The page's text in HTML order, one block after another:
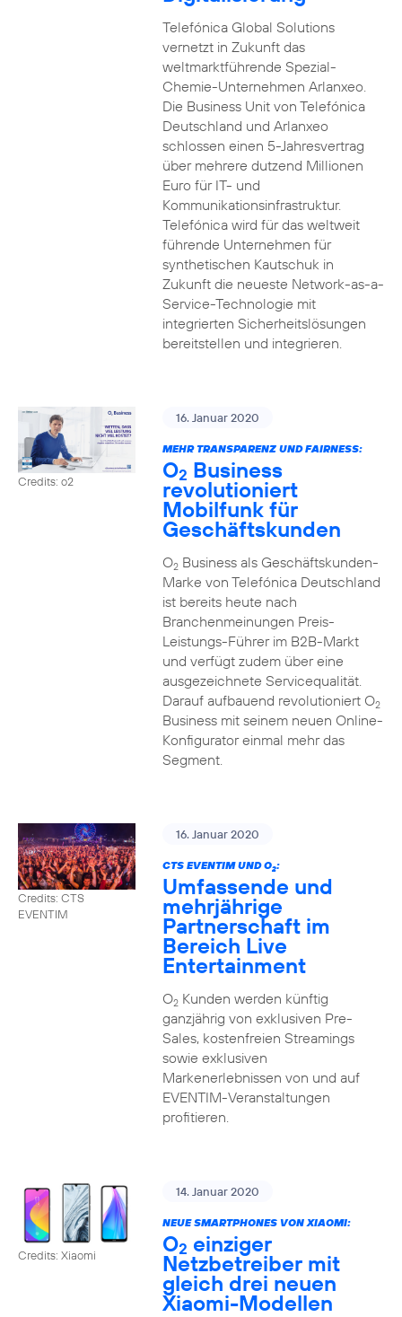
Telefónica Global Solutions
vernetzt in Zukunft das
weltmarktführende Spezial-
Chemie-Unternehmen Arlanxeo.
Die Business Unit von Telefónica
Deutschland und Arlanxeo
schlossen einen 5-Jahresvertrag
über mehrere dutzend Millionen
Euro für IT- und
Kommunikationsinfrastruktur.
Telefónica wird für das weltweit
führende Unternehmen für
synthetischen Kautschuk in
Zukunft die neueste Network-as-a-
Service-Technologie mit
integrierten Sicherheitslösungen
bereitstellen und integrieren.
Credits: o2
16. Januar 2020
MEHR TRANSPARENZ UND FAIRNESS:
O2 Business
revolutioniert
Mobilfunk für
Geschäftskunden
O2Business als Geschäftskunden-
Marke von Telefónica Deutschland
ist bereits heute nach
Branchenmeinungen Preis-
Leistungs-Führer im B2B-Markt
und verfügt zudem über eine
ausgezeichnete Servicequalität.
Darauf aufbauend revolutioniert O2
Business mit seinem neuen Online-
Konfigurator einmal mehr das
Segment.
Credits: CTS
EVENTIM
16. Januar 2020
CTS EVENTIM UND O2:
Umfassende und
mehrjährige
Partnerschaft im
Bereich Live
Entertainment
O2Kunden werden künftig
ganzjährig von exklusiven Pre-
Sales, kostenfreien Streamings
sowie exklusiven
Markenerlebnissen von und auf
EVENTIM-Veranstaltungen
profitieren.
Credits: Xiaomi
14. Januar 2020
NEUE SMARTPHONES VON XIAOMI:
O2 einziger
Netzbetreiber mit
gleich drei neuen
Xiaomi-Modellen